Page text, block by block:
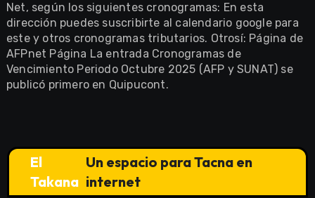
Net, según los siguientes cronogramas: En esta
dirección puedes suscribirte al calendario google para
este y otros cronogramas tributarios. Otrosí: Página de
AFPnet Página La entrada Cronogramas de
Vencimiento Periodo Octubre 2025 (AFP y SUNAT) se
publicó primero en Quipucont.
El
Takana
Un espacio para Tacna en
internet